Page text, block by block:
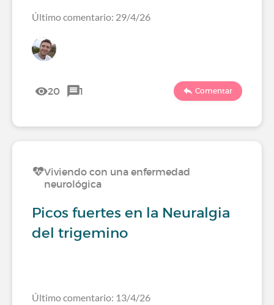
Último comentario: 29/4/26
20 1 Comentar
Viviendo con una enfermedad
neurológica
Picos fuertes en la Neuralgia
del trigemino
Último comentario: 13/4/26